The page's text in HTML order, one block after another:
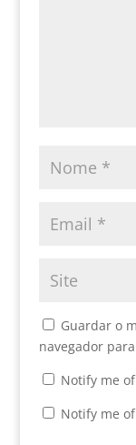
Guardar o
navegador
Notify me
Notify me